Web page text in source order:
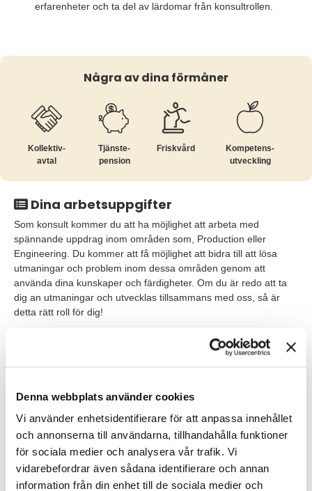
Denna webbplats använder cookies
Vi använder enhetsidentifierare för att anpassa innehållet
och annonserna till användarna, tillhandahålla funktioner
för sociala medier och analysera vår trafik. Vi
vidarebefordrar även sådana identifierare och annan
information från din enhet till de sociala medier och
erfarenheter och ta del av lärdomar från konsultrollen.
Några av dina förmåner
Kollektiv­
avtal
Tjänste­
pension
Friskvård
Kompetens­
utveckling
Dina arbetsuppgifter
Som konsult kommer du att ha möjlighet att arbeta med
spännande uppdrag inom områden som, Production eller
Engineering. Du kommer att få möjlighet att bidra till att lösa
utmaningar och problem inom dessa områden genom att
använda dina kunskaper och färdigheter. Om du är redo att ta
dig an utmaningar och utvecklas tillsammans med oss, så är
detta rätt roll för dig!
som är helt avgörande för vår framgång. Vi specialiserar oss på
fördomsfri rekrytering och bemanning med grund i fakta,
vetenskap och metod. Och vi tror verkligen på vad vi gör. Hos
oss är det din kompetens, motivation och potential som spelar
roll – och inget annat!
Vi hjälper dig att hitta spännande uppdrag som stärker det bästa